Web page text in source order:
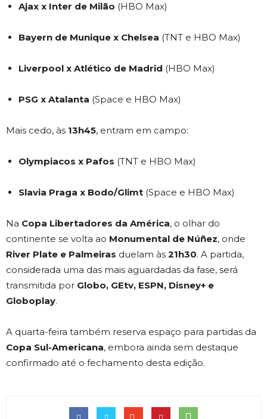
Ajax x Inter de Milão (HBO Max)
Bayern de Munique x Chelsea (TNT e HBO Max)
Liverpool x Atlético de Madrid (HBO Max)
PSG x Atalanta (Space e HBO Max)
Mais cedo, às 13h45, entram em campo:
Olympiacos x Pafos (TNT e HBO Max)
Slavia Praga x Bodo/Glimt (Space e HBO Max)
Na Copa Libertadores da América, o olhar do
continente se volta ao Monumental de Núñez, onde
River Plate e Palmeiras duelam às 21h30. A partida,
considerada uma das mais aguardadas da fase, será
transmitida por Globo, GEtv, ESPN, Disney+ e
Globoplay.
A quarta-feira também reserva espaço para partidas da
Copa Sul-Americana, embora ainda sem destaque
confirmado até o fechamento desta edição.